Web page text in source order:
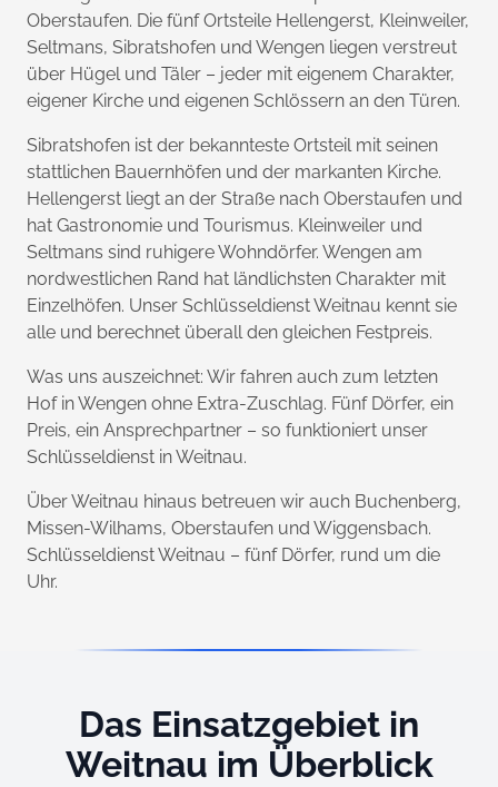
Oberstaufen. Die fünf Ortsteile Hellengerst, Kleinweiler,
Seltmans, Sibratshofen und Wengen liegen verstreut
über Hügel und Täler – jeder mit eigenem Charakter,
eigener Kirche und eigenen Schlössern an den Türen.
Sibratshofen ist der bekannteste Ortsteil mit seinen
stattlichen Bauernhöfen und der markanten Kirche.
Hellengerst liegt an der Straße nach Oberstaufen und
hat Gastronomie und Tourismus. Kleinweiler und
Seltmans sind ruhigere Wohndörfer. Wengen am
nordwestlichen Rand hat ländlichsten Charakter mit
Einzelhöfen. Unser Schlüsseldienst Weitnau kennt sie
alle und berechnet überall den gleichen Festpreis.
Was uns auszeichnet: Wir fahren auch zum letzten
Hof in Wengen ohne Extra-Zuschlag. Fünf Dörfer, ein
Preis, ein Ansprechpartner – so funktioniert unser
Schlüsseldienst in Weitnau.
Über Weitnau hinaus betreuen wir auch Buchenberg,
Missen-Wilhams, Oberstaufen und Wiggensbach.
Schlüsseldienst Weitnau – fünf Dörfer, rund um die
Uhr.
Das Einsatzgebiet in
Weitnau im Überblick